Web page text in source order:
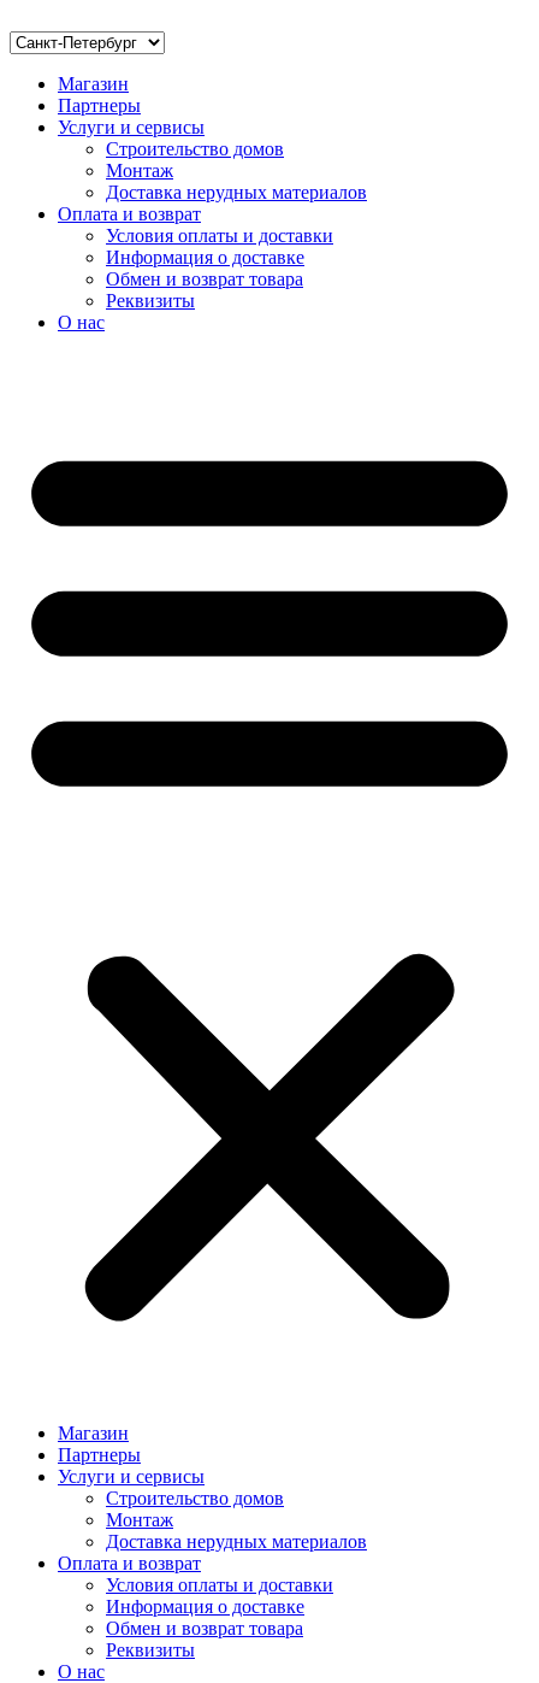
Магазин
Партнеры
Услуги и сервисы
Строительство домов
Монтаж
Доставка нерудных материалов
Оплата и возврат
Условия оплаты и доставки
Информация о доставке
Обмен и возврат товара
Реквизиты
О нас
Магазин
Партнеры
Услуги и сервисы
Строительство домов
Монтаж
Доставка нерудных материалов
Оплата и возврат
Условия оплаты и доставки
Информация о доставке
Обмен и возврат товара
Реквизиты
О нас